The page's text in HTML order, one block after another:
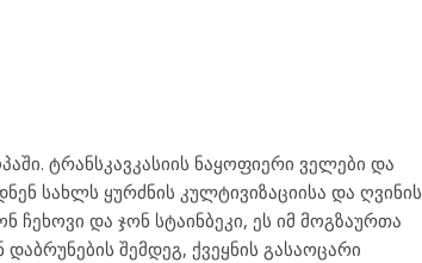
ტრანსკავკასიის ნაყოფიერი ველები და
სახლს ყურძნის კულტივიზაციისა და ღვინის
და ჯონ სტაინბეკი, ეს იმ მოგზაურთა
შემდეგ, ქვეყნის გასაოცარი